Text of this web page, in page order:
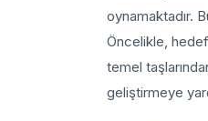
oynamaktadır.
Öncelikle,
temel
geliştirmeye